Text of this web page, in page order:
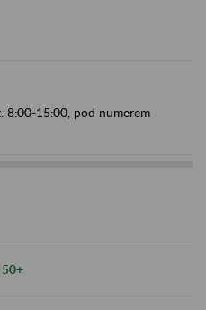
8:00-15:00, pod numerem